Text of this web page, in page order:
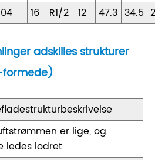
16 R1/2 12 47.3 34.5
adskilles strukturer
er lige, og
ledes lodret